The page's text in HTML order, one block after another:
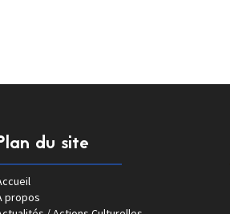
du site
propos